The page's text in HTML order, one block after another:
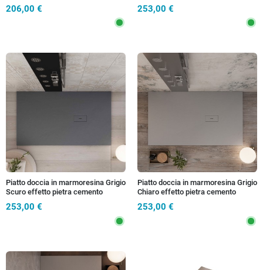
206,00 € 253,00 €
Piatto doccia in marmoresina Grigio
Scuro effetto pietra cemento
MAKA
253,00 €
Piatto doccia in marmoresina Grigio
Chiaro effetto pietra cemento
MAKA
253,00 €